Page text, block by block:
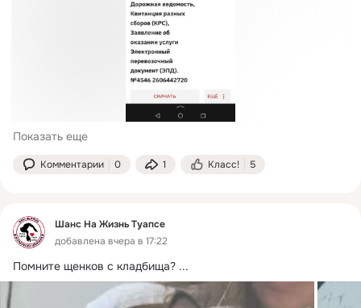
Показать еще
Комментарии 0 1 Класс! 5
Шанс На Жизнь Туапсе
добавлена вчера в 17:22
Помните щенков с кладбища? ...